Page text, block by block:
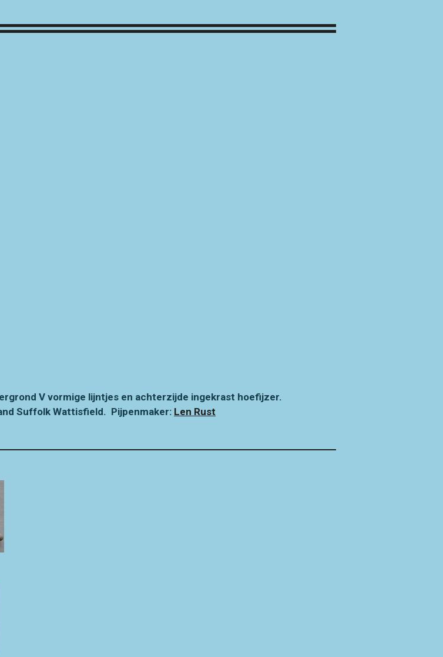
V vormige lijntjes en achterzijde ingekrast hoefijzer.
Suffolk Wattisfield. Pijpenmaker: Len Rust